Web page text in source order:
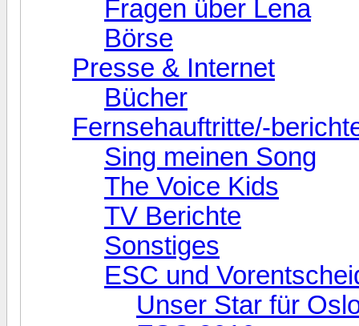
Fragen über Lena
Börse
Presse & Internet
Bücher
Fernsehauftritte/-
Sing meinen Song
The Voice Kids
TV Berichte
Sonstiges
ESC und
Unser Star für